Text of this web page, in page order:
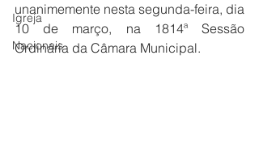
Igreja
Nacionais
unanimemente nesta segunda-feira, dia
10 de março, na 1814ª Sessão
Ordinária da Câmara Municipal.